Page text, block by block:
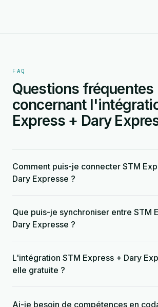
FAQ
Questions fréquentes
concernant
Express + Dary
Comment puis-je connecter STM
Dary Expresse ?
Que puis-je synchroniser entre STM
Dary Expresse ?
L'intégration STM Express + Dary
elle gratuite ?
Ai-je besoin de compétences en